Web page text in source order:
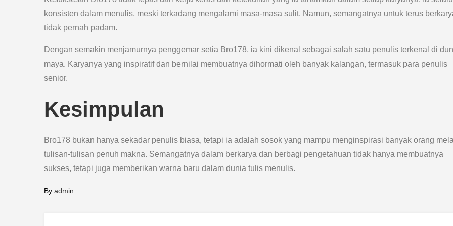
konsisten dalam menulis, meski terkadang mengalami masa-masa sulit. Namun, semangatnya untuk terus
tidak pernah padam.
Dengan semakin menjamurnya penggemar setia Bro178, ia kini dikenal sebagai salah satu penulis terkenal di
maya. Karyanya yang inspiratif dan bernilai membuatnya dihormati oleh banyak kalangan, termasuk para penulis
senior.
Kesimpulan
Bro178 bukan hanya sekadar penulis biasa, tetapi ia adalah sosok yang mampu menginspirasi banyak orang
tulisan-tulisan penuh makna. Semangatnya dalam berkarya dan berbagi pengetahuan tidak hanya membuatnya
sukses, tetapi juga memberikan warna baru dalam dunia tulis menulis.
By admin